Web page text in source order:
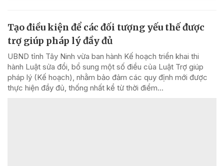
Tạo điều kiện để các đối tượng yếu thế được
trợ giúp pháp lý đầy đủ
UBND tỉnh Tây Ninh vừa ban hành Kế hoạch triển khai thi
hành Luật sửa đổi, bổ sung một số điều của Luật Trợ giúp
pháp lý (Kế hoạch), nhằm bảo đảm các quy định mới được
thực hiện đầy đủ, thống nhất kể từ thời điểm...